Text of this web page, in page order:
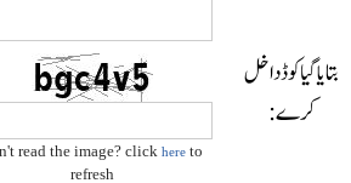
گیا کوڈ داخل
کرے:
Can't read the image? clickhere
refresh